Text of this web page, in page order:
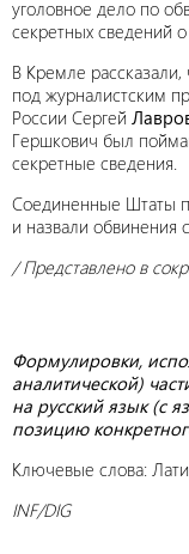
уголовное дело по
секретных сведений
В Кремле рассказали,
под журналистским
России Сергей
Гершкович был
секретные сведения.
Соединенные Штаты
и назвали
/ Представлено в
Формулировки,
аналитической)
на русский язык (с
позицию
Ключевые слова:
INF/DIG